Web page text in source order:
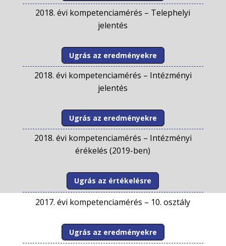
2018. évi kompetenciamérés – Telephelyi
jelentés
Ugrás az eredményekre
2018. évi kompetenciamérés – Intézményi
jelentés
Ugrás az eredményekre
2018. évi kompetenciamérés – Intézményi
érékelés (2019-ben)
Ugrás az értékelésre
2017. évi kompetenciamérés – 10. osztály
Ugrás az eredményekre